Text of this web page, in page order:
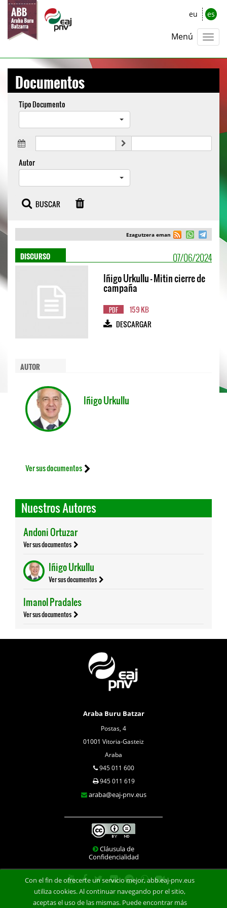
eu es
Menú
Documentos
Tipo Documento
Autor
BUSCAR
Ezagutzera eman
DISCURSO 07/06/2024
Iñigo Urkullu - Mitin cierre de
campaña
PDF
159 KB
DESCARGAR
AUTOR
Iñigo Urkullu
Ver sus documentos
Nuestros Autores
Andoni Ortuzar
Ver sus documentos
Iñigo Urkullu
Ver sus documentos
Imanol Pradales
Ver sus documentos
Araba Buru Batzar
Postas, 4
01001 Vitoria-Gasteiz
Araba
945 011 600
945 011 619
araba@eaj-pnv.eus
Cláusula de
Confidencialidad
Con el fin de ofrecerte un servicio mejor, abb.eaj-pnv.eus
utiliza cookies. Al continuar navegando por el sitio,
aceptas el uso de las mismas. Puede encontrar más